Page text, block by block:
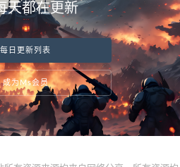
天都在更新
每日更新列表
成为Ms会员